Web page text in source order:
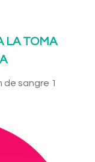
LA TOMA
sangre 1